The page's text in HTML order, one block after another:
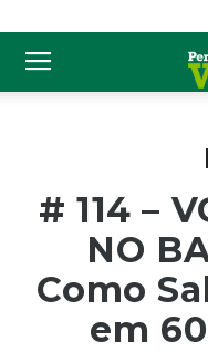
# 114 –
NO
Como
em